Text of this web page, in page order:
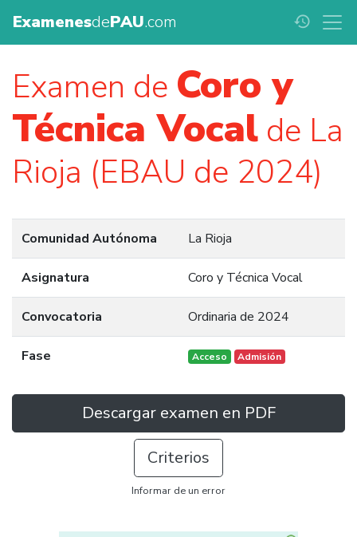
ExamenesdePAU.com history
Examen de Coro y
Técnica Vocal de La
Rioja (EBAU de 2024)
Comunidad Autónoma La Rioja
Asignatura Coro y Técnica Vocal
Convocatoria Ordinaria de 2024
Fase Acceso Admisión
Descargar examen en PDF
Criterios
Informar de un error